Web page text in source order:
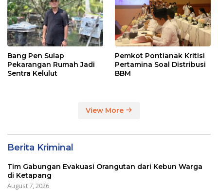
Bang Pen Sulap
Pekarangan Rumah Jadi
Sentra Kelulut
Pemkot Pontianak Kritisi
Pertamina Soal Distribusi
BBM
View More
Berita Kriminal
Tim Gabungan Evakuasi Orangutan dari Kebun Warga
di Ketapang
August 7, 2026